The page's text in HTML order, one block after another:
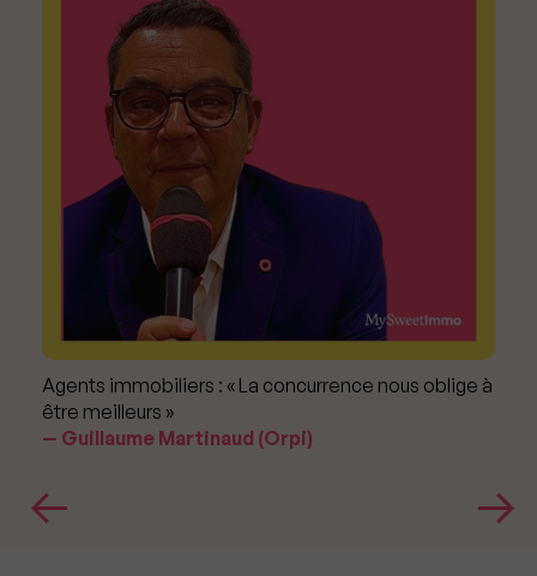
Agents immobiliers : « La concurrence nous oblige à
être meilleurs »
Guillaume Martinaud (Orpi)